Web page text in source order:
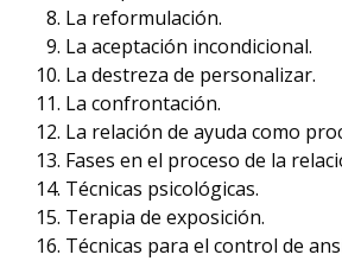
La reformulación.
La aceptación incondicional.
La destreza de personalizar.
La confrontación.
La relación de ayuda como
Fases en el proceso de la
Técnicas psicológicas.
Terapia de exposición.
Técnicas para el control de